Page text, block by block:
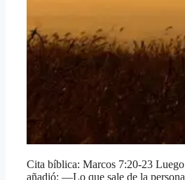
Cita bíblica: Marcos 7:20-23 Luego
añadió: —Lo que sale de la persona